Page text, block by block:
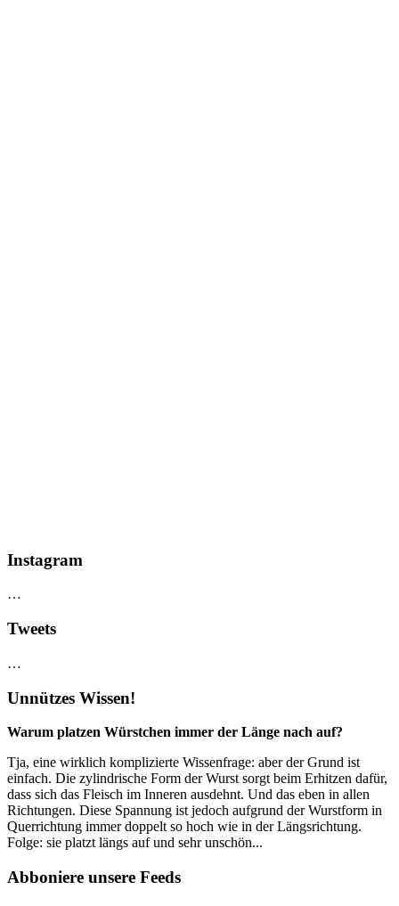
Instagram
…
Tweets
…
Unnützes Wissen!
Warum platzen Würstchen immer der Länge nach auf?
Tja, eine wirklich komplizierte Wissenfrage: aber der Grund ist
einfach. Die zylindrische Form der Wurst sorgt beim Erhitzen dafür,
dass sich das Fleisch im Inneren ausdehnt. Und das eben in allen
Richtungen. Diese Spannung ist jedoch aufgrund der Wurstform in
Querrichtung immer doppelt so hoch wie in der Längsrichtung.
Folge: sie platzt längs auf und sehr unschön...
Abboniere unsere Feeds